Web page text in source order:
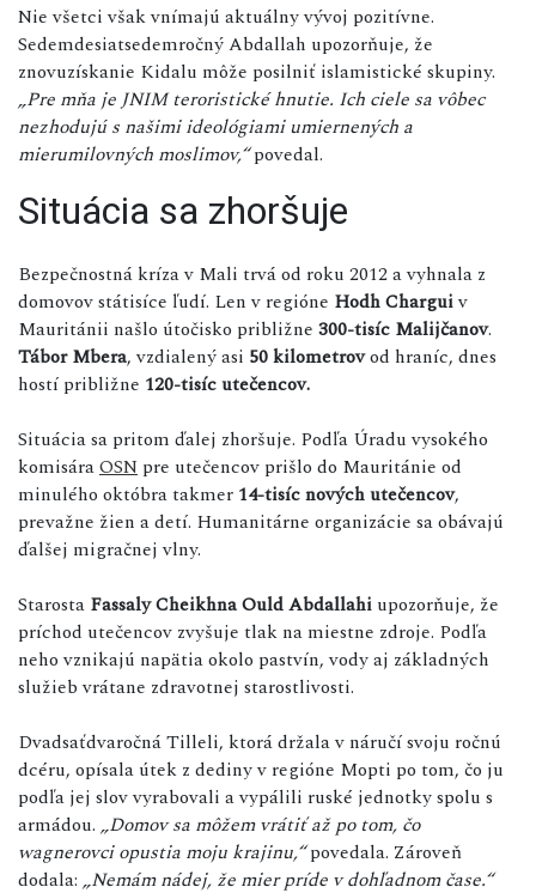
Nie všetci však vnímajú aktuálny vývoj pozitívne.
Sedemdesiatsedemročný Abdallah upozorňuje, že
znovuzískanie Kidalu môže posilniť islamistické skupiny.
„Pre mňa je JNIM teroristické hnutie. Ich ciele sa vôbec
nezhodujú s našimi ideológiami umiernených a
mierumilovných moslimov,“povedal.
Situácia sa zhoršuje
Bezpečnostná kríza v Mali trvá od roku 2012 a vyhnala z
domovov státisíce ľudí. Len v regióne Hodh Charguiv
Mauritánii našlo útočisko približne 300-tisíc Malijčanov.
Tábor Mbera, vzdialený asi 50 kilometrovod hraníc, dnes
hostí približne 120-tisíc utečencov.
Situácia sa pritom ďalej zhoršuje. Podľa Úradu vysokého
komisáraOSN pre utečencov prišlo do Mauritánie od
minulého októbra takmer 14-tisíc nových utečencov,
prevažne žien a detí. Humanitárne organizácie sa obávajú
ďalšej migračnej vlny.
Starosta Fassaly Cheikhna Ould Abdallahi upozorňuje, že
príchod utečencov zvyšuje tlak na miestne zdroje. Podľa
neho vznikajú napätia okolo pastvín, vody aj základných
služieb vrátane zdravotnej starostlivosti.
Dvadsaťdvaročná Tilleli, ktorá držala v náručí svoju ročnú
dcéru, opísala útek z dediny v regióne Mopti po tom, čo ju
podľa jej slov vyrabovali a vypálili ruské jednotky spolu s
armádou. „Domov sa môžem vrátiť až po tom, čo
wagnerovci opustia moju krajinu,“povedala. Zároveň
dodala: „Nemám nádej, že mier príde v dohľadnom čase.“